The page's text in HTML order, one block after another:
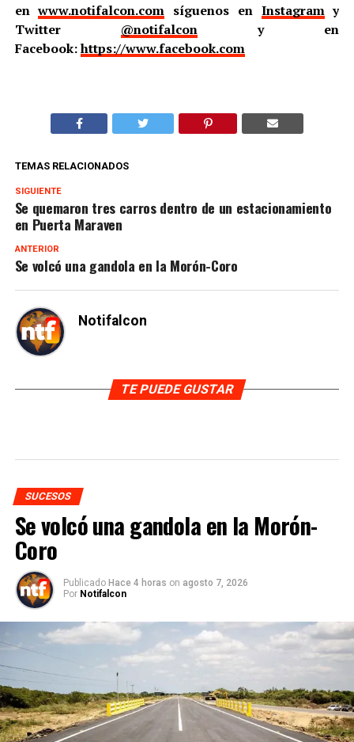
enwww.notifalcon.com síguenos en Instagramy
Twitter @notifalcony en
Facebook:https://www.facebook.com
TEMAS RELACIONADOS
SIGUIENTE
Se quemaron tres carros dentro de un estacionamiento
en Puerta Maraven
ANTERIOR
Se volcó una gandola en la Morón-Coro
Notifalcon
TE PUEDE GUSTAR
SUCESOS
Se volcó una gandola en la Morón-
Coro
Publicado Hace 4 horas on agosto 7, 2026
Por Notifalcon